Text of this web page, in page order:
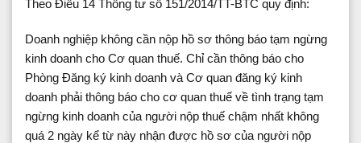
Theo Điều 14 Thông tư số 151/2014/TT-BTC quy định:
Doanh nghiệp không cần nộp hồ sơ thông báo tạm ngừng
kinh doanh cho Cơ quan thuế. Chỉ cần thông báo cho
Phòng Đăng ký kinh doanh và Cơ quan đăng ký kinh
doanh phải thông báo cho cơ quan thuế về tình trạng tạm
ngừng kinh doanh của người nộp thuế chậm nhất không
quá 2 ngày kể từ này nhận được hồ sơ của người nộp